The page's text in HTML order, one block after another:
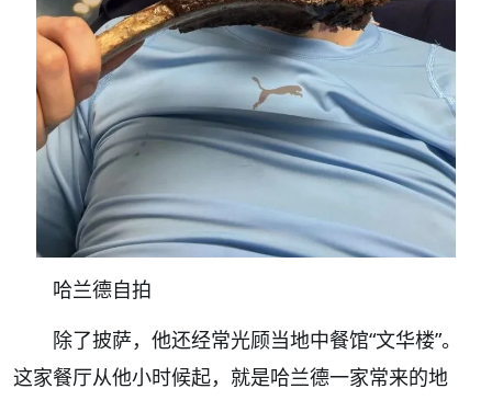
哈兰德自拍
除了披萨，他还经常光顾当地中餐馆“文华楼”。
这家餐厅从他小时候起，就是哈兰德一家常来的地